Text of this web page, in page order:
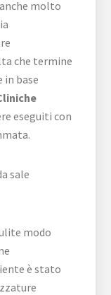
molto
che termine
in base
eseguiti con
sale
modo
è stato